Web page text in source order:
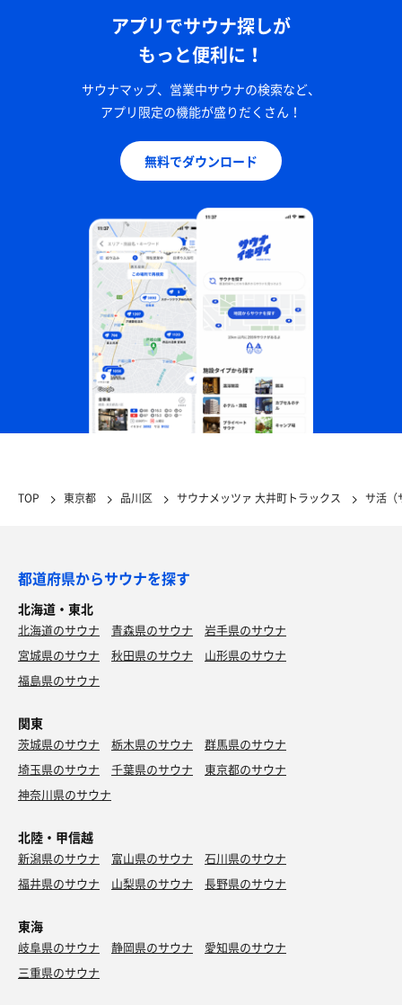
アプリでサウナ探しが
もっと便利に！
サウナマップ、営業中サウナの検索など、
アプリ限定の機能が盛りだくさん！
無料でダウンロード
TOP 東京都 品川区 サウナメッツァ 大井町トラックス サ活（
都道府県からサウナを探す
北海道・東北
北海道のサウナ 青森県のサウナ
岩手県のサウナ
宮城県のサウナ
秋田県のサウナ
山形県のサウナ
福島県のサウナ
関東
茨城県のサウナ 栃木県のサウナ
群馬県のサウナ
埼玉県のサウナ
千葉県のサウナ
東京都のサウナ
神奈川県のサウナ
北陸・甲信越
新潟県のサウナ 富山県のサウナ
石川県のサウナ
福井県のサウナ
山梨県のサウナ 長野県のサウナ
東海
岐阜県のサウナ 静岡県のサウナ
愛知県のサウナ
三重県のサウナ